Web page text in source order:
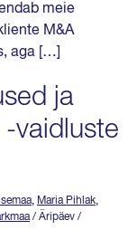
meie
M&A
aga […]
ja
vaidluste
, Maria Pihlak,
/ Äripäev /